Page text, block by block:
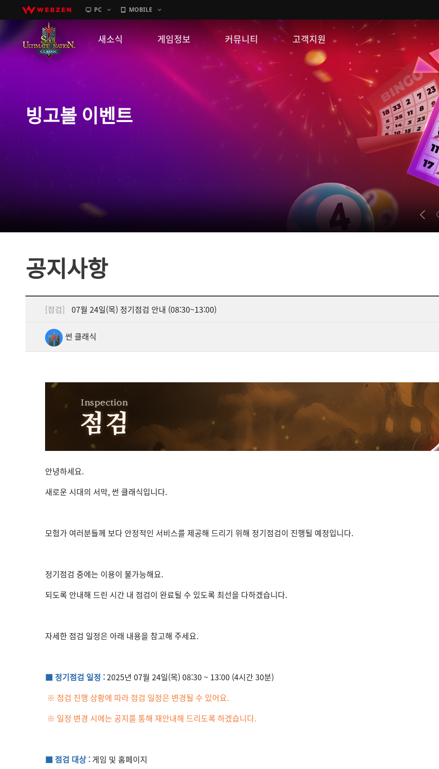
PC MOBILE
새소식
GM노트
이벤트
게임정보
세계관
캐릭터소개
커뮤니티
자유게시판
이미지게시판
공략 게시판
고객지원
FAQ
쿠폰등록
빙고볼 이벤트
하임 상점 이벤트
공지사항
[점검] 07월 24일(목) 정기점검 안내 (08:30~13:00)
썬 클래식
안녕하세요.
새로운 시대의 서막, 썬 클래식입니다.
모험가 여러분들께 보다 안정적인 서비스를 제공해 드리기 위해 정기점검이 진행될 예정입니다.
정기점검 중에는 이용이 불가능해요.
되도록 안내해 드린 시간 내 점검이 완료될 수 있도록 최선을 다하겠습니다.
자세한 점검 일정은 아래 내용을 참고해 주세요.
■ 정기점검 일정 :2025년 07월 24일(목) 08:30 ~ 13:00 (4시간 30분)
※ 점검 진행 상황에 따라 점검 일정은 변경될 수 있어요.
※ 일정 변경 시에는 공지를 통해 재안내해 드리도록 하겠습니다.
■ 점검 대상 : 게임 및 홈페이지